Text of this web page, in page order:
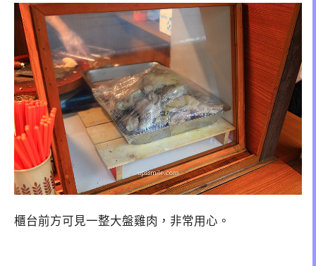
櫃台前方可見一整大盤雞肉，非常用心。